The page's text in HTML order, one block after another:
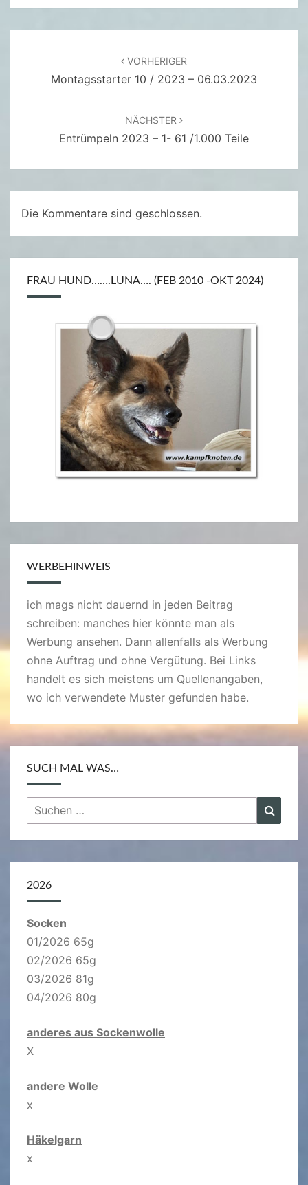
K
C
H
N
F
E
M
B
E
A
T
O
N
VORHERIGER
Montagsstarter 10 / 2023 – 06.03.2023
NÄCHSTER
Entrümpeln 2023 – 1- 61 /1.000 Teile
Die Kommentare sind geschlossen.
FRAU HUND…….LUNA…. (FEB 2010 -OKT 2024)
WERBEHINWEIS
ich mags nicht dauernd in jeden Beitrag
schreiben: manches hier könnte man als
Werbung ansehen. Dann allenfalls als Werbung
ohne Auftrag und ohne Vergütung. Bei Links
handelt es sich meistens um Quellenangaben,
wo ich verwendete Muster gefunden habe.
SUCH MAL WAS…
Suchen
nach:
2026
Socken
01/2026 65g
02/2026 65g
03/2026 81g
04/2026 80g
anderes aus Sockenwolle
X
andere Wolle
x
Häkelgarn
x